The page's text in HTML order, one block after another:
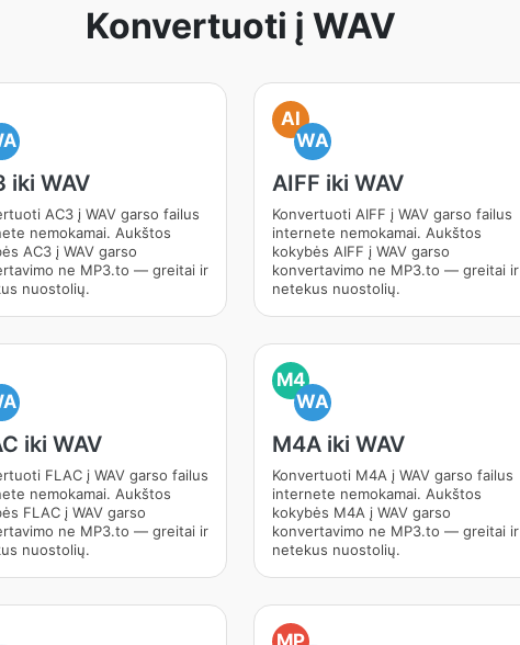
Konvertuoti į WAV
iki WAV
AC3 į WAV garso failus
nemokamai. Aukštos
AC3 į WAV garso
ne MP3.to — greitai ir
nuostolių.
AI
WA
AIFF iki WAV
Konvertuoti AIFF į WAV garso failus
internete nemokamai. Aukštos
kokybės AIFF į WAV garso
konvertavimo ne MP3.to — greitai ir
netekus nuostolių.
iki WAV
FLAC į WAV garso failus
nemokamai. Aukštos
FLAC į WAV garso
ne MP3.to — greitai ir
nuostolių.
M4
WA
M4A iki WAV
Konvertuoti M4A į WAV garso failus
internete nemokamai. Aukštos
kokybės M4A į WAV garso
konvertavimo ne MP3.to — greitai ir
netekus nuostolių.
MP